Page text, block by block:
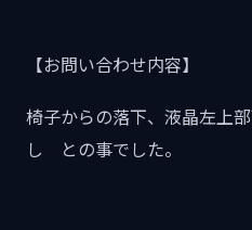
【お問い合わせ内容】
椅子からの落下、液晶左上
し との事でした。